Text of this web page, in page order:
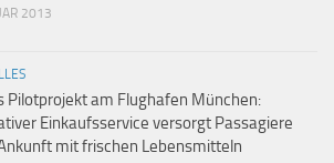
2013
Pilotprojekt am Flughafen München:
Einkaufsservice versorgt Passagiere
mit frischen Lebensmitteln